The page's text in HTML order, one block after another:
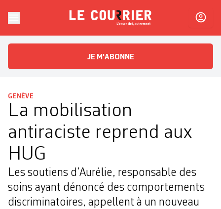
Le CourrierL'essentiel, autrement
JE M'ABONNE
GENÈVE
La mobilisation
antiraciste reprend aux
HUG
Les soutiens d’Aurélie, responsable des
soins ayant dénoncé des comportements
discriminatoires, appellent à un nouveau